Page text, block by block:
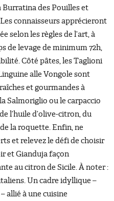
Burratina des Pouilles et
connaisseurs apprécieront
selon les règles de l’art, à
de levage de minimum 72h,
Côté pâtes, les Taglioni
alle Vongole sont
et gourmandes à
Salmoriglio ou le carpaccio
l’huile d’olive-citron, du
la roquette. Enfin, ne
et relevez le défi de choisir
et Gianduja façon
au citron de Sicile. À noter :
Un cadre idyllique –
allié à une cuisine